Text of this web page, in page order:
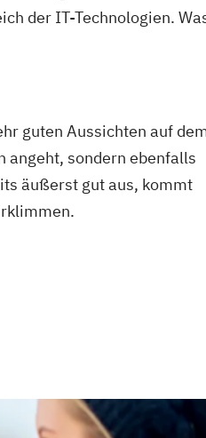
der IT-Technologien.
guten Aussichten auf
angeht, sondern ebenfalls
äußerst gut aus, kommt